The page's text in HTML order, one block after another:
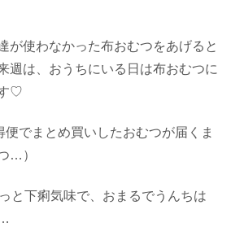
が使わなかった布おむつをあげると
週は、おうちにいる日は布おむつに
♡
便でまとめ買いしたおむつが届くま
…）
と下痢気味で、おまるでうんちは